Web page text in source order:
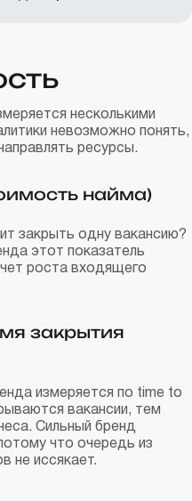
несколькими
невозможно понять,
ресурсы.
найма)
закрыть одну вакансию?
этот показатель
роста входящего
закрытия
измеряется по time to
вакансии, тем
Сильный бренд
что очередь из
не иссякает.